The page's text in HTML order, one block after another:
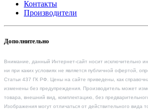
Контакты
Производители
Дополнительно
Внимание, данный Интернет-сайт носит исключительно
ни при каких условиях не является публичной офертой,
Статьи 437 ГК РФ. Цены на сайте приведены, как
изменены без предупреждения. Производитель может
товара, внешний вид, комплектацию, без
Изображения могут отличаться от действительного вида